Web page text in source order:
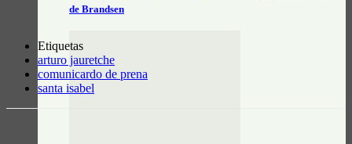
de Brandsen
Etiquetas
arturo jauretche
comunicardo de prena
santa isabel